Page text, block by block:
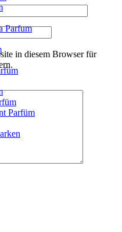
Parfum
Parfüm
in diesem Browser für